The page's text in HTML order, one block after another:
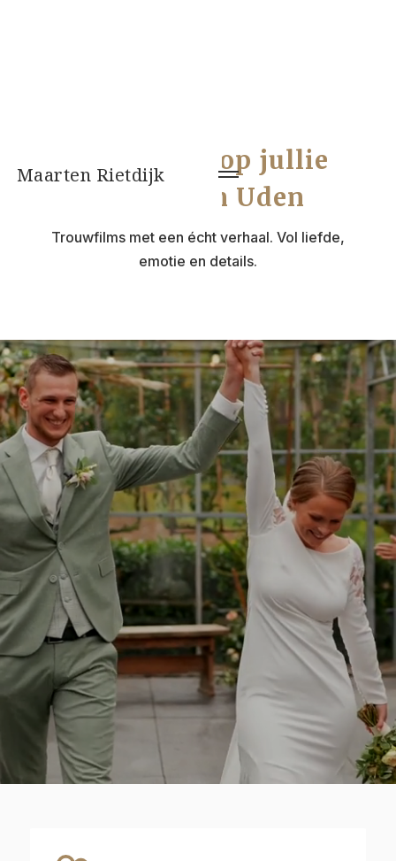
Maarten Rietdijk
Videograaf op jullie
bruiloft in Uden
Trouwfilms met een écht verhaal. Vol liefde,
emotie en details.